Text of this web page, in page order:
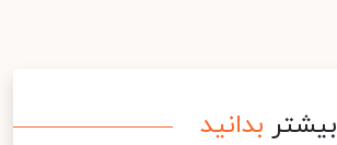
بیشتر بدانید